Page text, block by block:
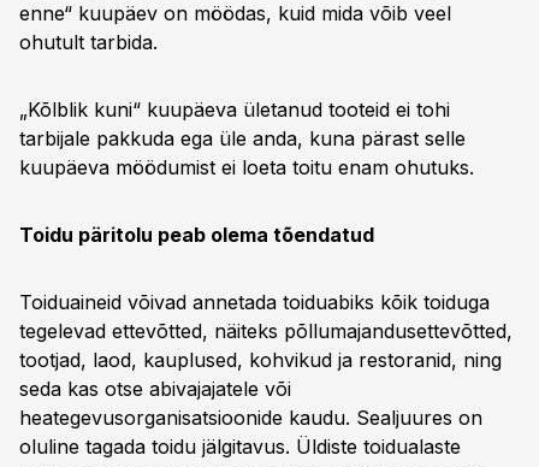
enne“ kuupäev on möödas, kuid mida võib veel
ohutult tarbida.
„Kõlblik kuni“ kuupäeva ületanud tooteid ei tohi
tarbijale pakkuda ega üle anda, kuna pärast selle
kuupäeva möödumist ei loeta toitu enam ohutuks.
Toidu päritolu peab olema tõendatud
Toiduaineid võivad annetada toiduabiks kõik toiduga
tegelevad ettevõtted, näiteks põllumajandusettevõtted,
tootjad, laod, kauplused, kohvikud ja restoranid, ning
seda kas otse abivajajatele või
heategevusorganisatsioonide kaudu. Sealjuures on
oluline tagada toidu jälgitavus. Üldiste toidualaste